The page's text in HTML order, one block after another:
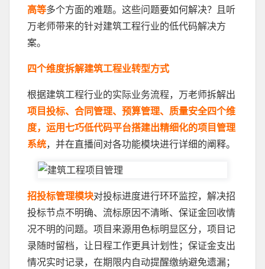
高等多个方面的难题。这些问题要如何解决？且听
万老师带来的针对建筑工程行业的低代码解决方
案。
四个维度拆解建筑工程业转型方式
根据建筑工程行业的实际业务流程，万老师拆解出
项目投标、合同管理、预算管理、质量安全四个维
度，运用七巧低代码平台搭建出精细化的项目管理
系统，并在直播间对各功能模块进行详细的阐释。
招投标管理模块对投标进度进行环环监控，解决招
投标节点不明确、流标原因不清晰、保证金回收情
况不明的问题。项目来源用色标明显区分，项目记
录随时留档，让日程工作更具计划性；保证金支出
情况实时记录，在期限内自动提醒缴纳避免遗漏；